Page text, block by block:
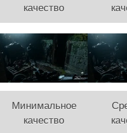
качество
Минимальное
качество